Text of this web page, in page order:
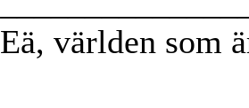
Eä, världen som